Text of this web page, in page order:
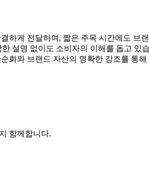
게 전달하여, 짧은 주목 시간에도 브
설명 없이도 소비자의 이해를 돕고
화와 브랜드 자산의 명확한 강조를 통
함께합니다.